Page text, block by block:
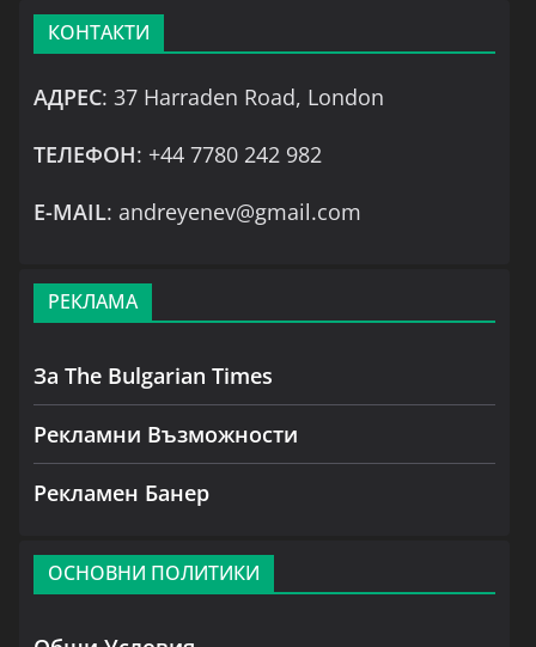
КОНТАКТИ
АДРЕС: 37 Harraden Road, London
ТЕЛЕФОН: +44 7780 242 982
Е-MAIL: andreyenev@gmail.com
РЕКЛАМА
За The Bulgarian Times
Рекламни Възможности
Рекламен Банер
ОСНОВНИ ПОЛИТИКИ